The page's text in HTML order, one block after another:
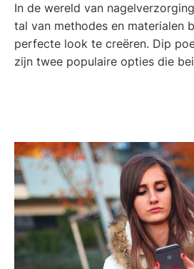
In de wereld van
tal van methodes en materialen
perfecte look te creëren. Dip
zijn twee populaire opties die